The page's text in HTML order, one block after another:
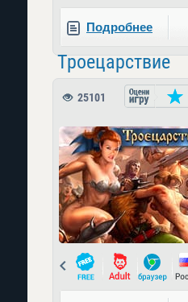
Подробнее
Троецарствие
25101
Prev